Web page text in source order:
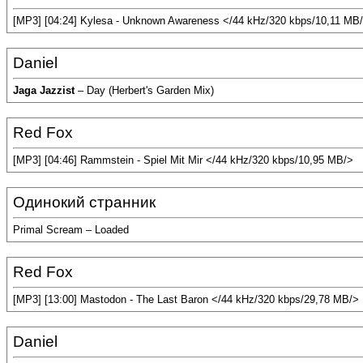
[MP3] [04:24] Kylesa - Unknown Awareness </44 kHz/320 kbps/10,11
Daniel
Jaga Jazzist– Day (Herbert's Garden Mix)
Red Fox
[MP3] [04:46] Rammstein - Spiel Mit Mir </44 kHz/320 kbps/10,95 MB/>
Одинокий странник
Primal Scream – Loaded
Red Fox
[MP3] [13:00] Mastodon - The Last Baron </44 kHz/320 kbps/29,78 MB/>
Daniel